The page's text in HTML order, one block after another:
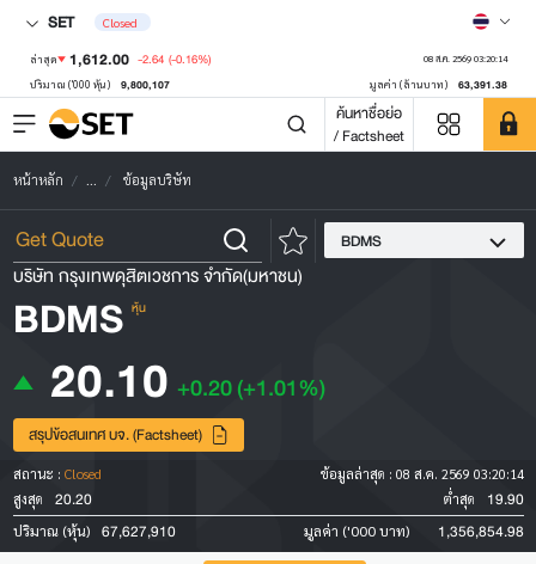
SET Closed
ล่าสุด 1,612.00 -2.64 (-0.16%) 08 ส.ค. 2569 03:20:14
ปริมาณ ('000 หุ้น) 9,800,107 มูลค่า (ล้านบาท) 63,391.38
ค้นหาชื่อย่อ
/ Factsheet
หน้าหลัก ... ข้อมูลบริษัท
BDMS
บริษัท กรุงเทพดุสิตเวชการ จำกัด(มหาชน)
BDMS หุ้น
20.10 +0.20(+1.01%)
สรุปข้อสนเทศ บจ. (Factsheet)
สถานะ : Closed ข้อมูลล่าสุด : 08 ส.ค. 2569 03:20:14
สูงสุด
20.20 ต่ำสุด 19.90
ปริมาณ (หุ้น) 67,627,910 มูลค่า ('000 บาท) 1,356,854.98